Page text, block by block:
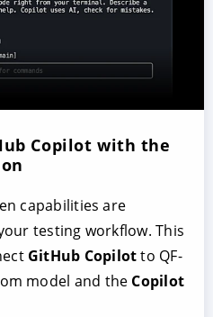
Copilot with the
capabilities are
testing workflow. This
GitHub Copilotto QF-
model and the Copilot